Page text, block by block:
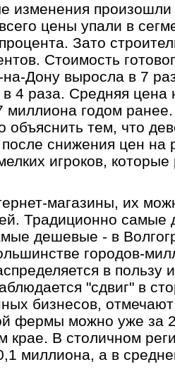
произошли
цены упали в
Зато
Стоимость
Дону выросла в 7
4 раза. Средняя цена
миллиона годом
объяснить тем, что
снижения цен на
игроков,
магазины, их
Традиционно самые
дешевые - в
городов-
в пользу
"сдвиг" в
бизнесов,
фермы можно уже за
крае. В столичном
миллиона, а в